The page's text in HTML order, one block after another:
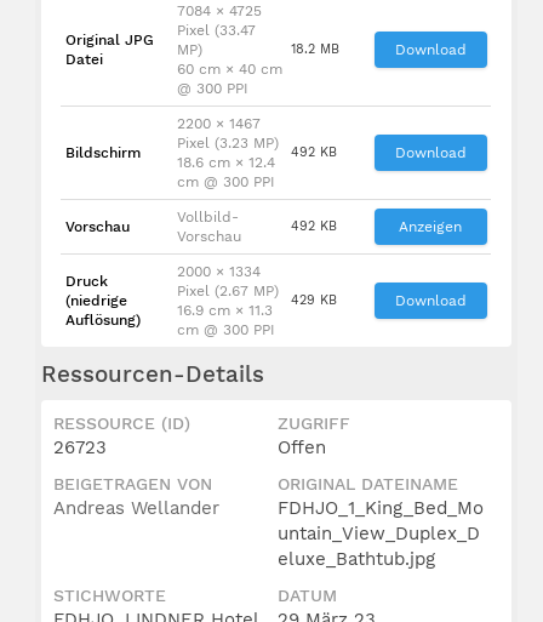
Original JPG
Datei
7084 × 4725
Pixel (33.47
MP)
60 cm × 40 cm
@ 300 PPI
18.2 MB Download
Bildschirm
2200 × 1467
Pixel (3.23 MP)
18.6 cm × 12.4
cm @ 300 PPI
492 KB Download
Vorschau
Vollbild-
Vorschau
492 KB Anzeigen
Druck
(niedrige
Auflösung)
2000 × 1334
Pixel (2.67 MP)
16.9 cm × 11.3
cm @ 300 PPI
429 KB Download
Ressourcen-Details
RESSOURCE (ID)
26723
ZUGRIFF
Offen
BEIGETRAGEN VON
Andreas Wellander
ORIGINAL DATEINAME
FDHJO_1_King_Bed_Mo
untain_View_Duplex_D
eluxe_Bathtub.jpg
STICHWORTE DATUM